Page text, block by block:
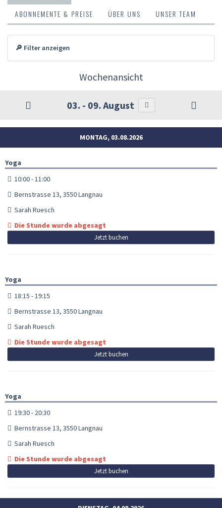
ABONNEMENTE & PREISE
ÜBER UNS UNSER TEAM
🔎 Filter anzeigen
Wochenansicht
03. - 09. August
MONTAG, 03.08.2026
Yoga
10:00 - 11:00
Bernstrasse 13, 3550 Langnau
Sarah Ruesch
Die Stunde wurde abgesagt
Jetzt buchen
Yoga
18:15 - 19:15
Bernstrasse 13, 3550 Langnau
Sarah Ruesch
Die Stunde wurde abgesagt
Jetzt buchen
Yoga
19:30 - 20:30
Bernstrasse 13, 3550 Langnau
Sarah Ruesch
Die Stunde wurde abgesagt
Jetzt buchen